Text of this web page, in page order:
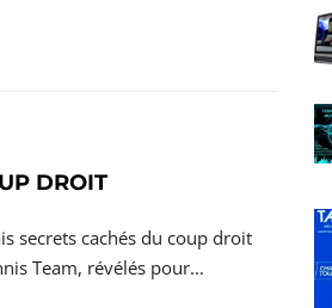
DROIT
secrets cachés du coup droit
Team, révélés pour...